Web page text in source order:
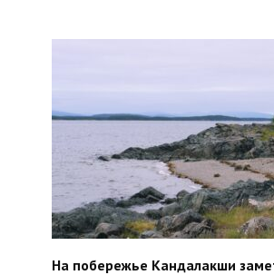
На побережье Кандалакши